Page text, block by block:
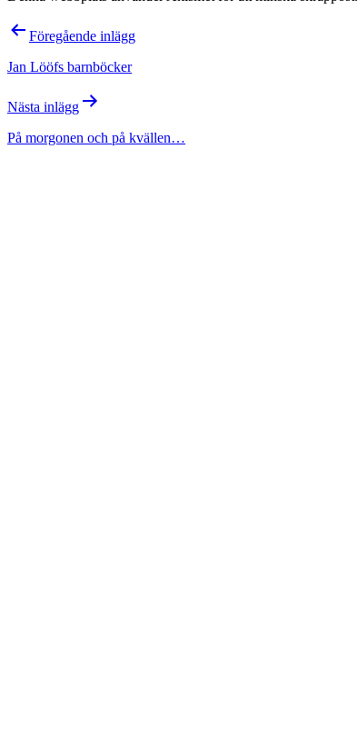
Inläggsnavigering
Föregående inlägg
Jan Lööfs barnböcker
Nästa inlägg
På morgonen och på kvällen…